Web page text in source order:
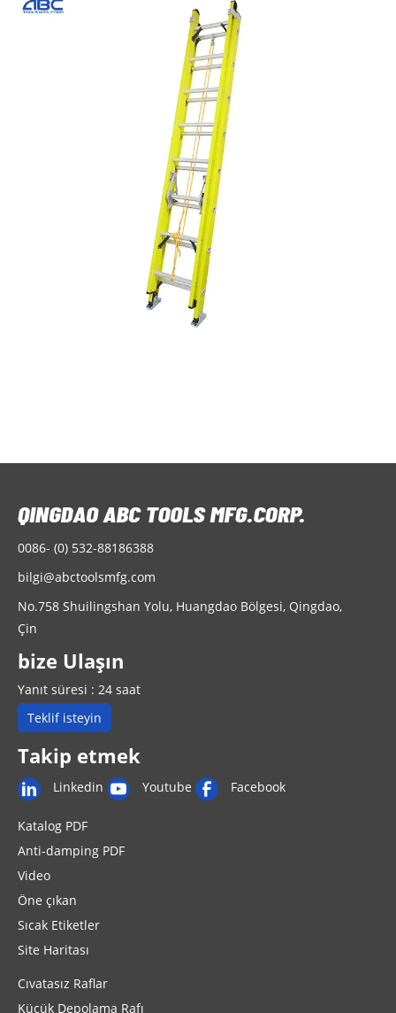
0086- (0) 532-88186388
bilgi@abctoolsmfg.com
No.758 Shuilingshan Yolu, Huangdao Bölgesi, Qingdao,
Çin
bize Ulaşın
Yanıt süresi : 24 saat
Teklif isteyin
Takip etmek
Linkedin Youtube Facebook
Katalog PDF
Anti-damping PDF
Video
Öne çıkan
Sıcak Etiketler
Site Haritası
Cıvatasız Raflar
Küçük Depolama Rafı